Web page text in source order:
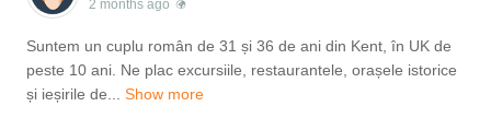
2 months ago
Suntem un cuplu român de 31 și 36 de ani din Kent, în UK de
peste 10 ani. Ne plac excursiile, restaurantele, orașele istorice
și ieșirile de...
Show more